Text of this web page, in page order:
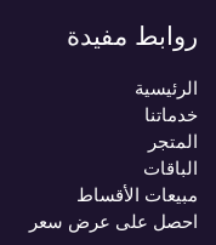
روابط مفيدة
الرئيسية
خدماتنا
المتجر
الباقات
مبيعات الأقساط
احصل على عرض سعر